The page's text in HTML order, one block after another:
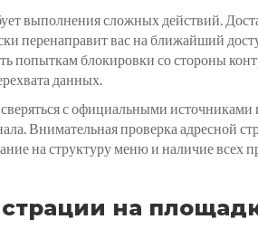
выполнения сложных действий.
перенаправит вас на ближайший
попыткам блокировки со стороны
данных.
сверяться с официальными
Внимательная проверка адресной
на структуру меню и наличие
на